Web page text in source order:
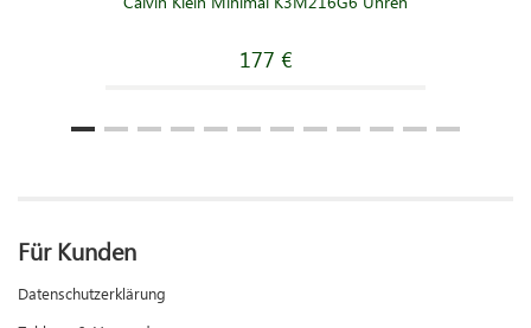
177 €
Für Kunden
Datenschutzerklärung